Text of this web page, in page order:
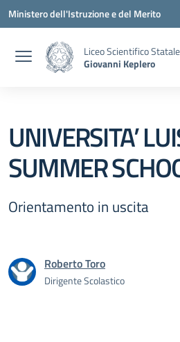
Vai ai contenuti
Vai al menu di navigazione
Vai al footer
Ministero dell'Istruzione e del Merito
Liceo Scientifico Statale
Giovanni Keplero
UNIVERSITA’
SUMMER
Orientamento in uscita
Roberto Toro
Dirigente Scolastico